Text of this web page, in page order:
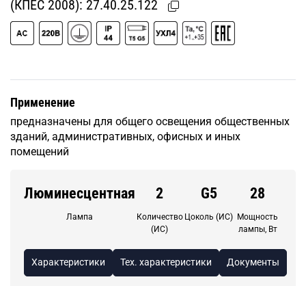
(КПЕС 2008): 27.40.25.122
Применение
предназначены для общего освещения общественных
зданий, административных, офисных и иных
помещений
Люминесцентная
Лампа
2
Количество
(ИС)
G5
Цоколь (ИС)
28
Мощность
лампы, Вт
Характеристики Тех. характеристики Документы